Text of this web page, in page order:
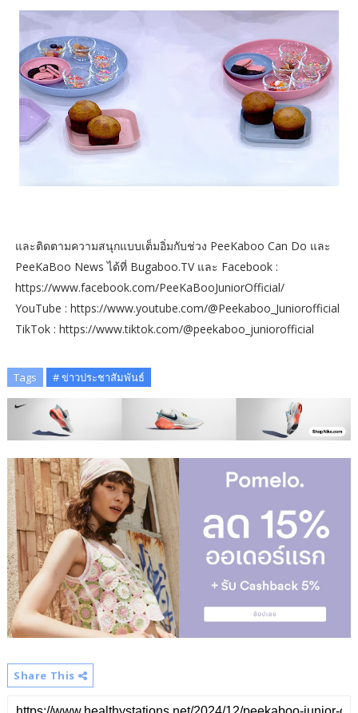
และติดตามความสนุกแบบเต็มอิ่มกับช่วง PeeKaboo Can Do และ
PeeKaBoo News ได้ที่ Bugaboo.TV และ Facebook :
https://www.facebook.com/PeeKaBooJuniorOfficial/
YouTube : https://www.youtube.com/@Peekaboo_Juniorofficial
TikTok : https://www.tiktok.com/@peekaboo_juniorofficial
Tags # ข่าวประชาสัมพันธ์
Share This